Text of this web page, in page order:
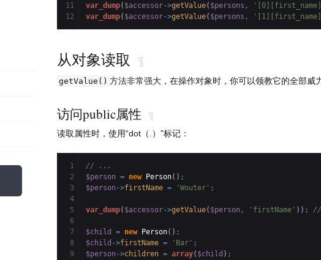
11
var_dump( $accessor->getValue( $persons ,
var_dump( $accessor->getValue( $persons ,
从对象读取 ¶
getValue() 方法非常强大，在操作对象时，你可以领教它的全部威力
访问public属性 ¶
读取属性时，使用“dot（.）”标记：
1
2
3
4
5
6
7
8
9
// ...
$person = new Person( ) ;
$person ->firstName = 'Wouter' ;
var_dump( $accessor->getValue( $person , 'firstName' ) ) ; //
$child = new Person( ) ;
$child ->firstName = 'Bar' ;
$person ->children = array( $child ) ;